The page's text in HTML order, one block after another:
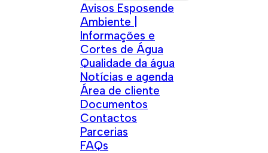
Avisos Esposende
Ambiente |
Informações e
Cortes de Água
Qualidade da água
Notícias e agenda
Área de cliente
Documentos
Contactos
Parcerias
FAQs